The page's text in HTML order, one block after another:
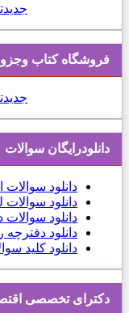
فروشگاه کتاب
دانلودرایگان سوالات
دانلود سوالات
دانلود
دانلود
دانلود دفترچه
دانلود کلید
دكترای تخصصی